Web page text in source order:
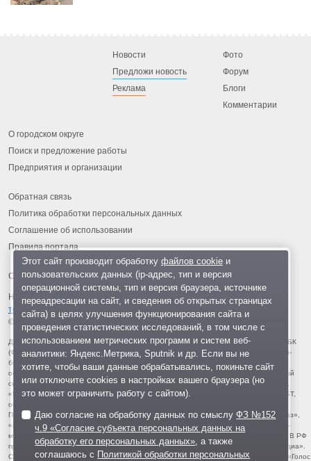
Новости
Предложи новость
Реклама
Фото
Форум
Блоги
Комментарии
О городском округе
Поиск и предложение работы
Предприятия и организации
Обратная связь
Политика обработки персональных данных
Соглашение об использовании
Правила портала
На информационном ресурсе применяются рекомендательные
технологии
© 2013-2026 «ОИНФО»,
сделано в Одинцово
Для читателей: В России признаны экстремистскими и запрещены организации ФБК
(Фонд борьбы с коррупцией, признан иноагентом), Штабы Навального, «Национал-
большевистская партия», «Свидетели Иеговы», «Армия воли народа», «Русский
общенациональный союз», «Движение против нелегальной иммиграции», «Правый
сектор», УНА-УНСО, УПА, «Тризуб им. Степана Бандеры», «Мизантропик дивижн»,
«Меджлис крымскотатарского народа», движение «Артподготовка», движение ЛГБТ,
общероссийская политическая партия «Воля», АУЕ, батальоны «Азов» и «Айдар».
Признаны террористическими и запрещены: «Движение Талибан», «Имарат Кавказ»,
«Исламское государство» (ИГ, ИГИЛ), Джебхад-ан-Нусра, «АУМ Синрике», «Братья-
мусульмане», «Аль-Каида в странах исламского Магриба», «Сеть», «Колумбайн». В РФ
признана нежелательной деятельность «Открытой России», издания «Проект Медиа».
СМИ-иноагентами признаны: телеканал «Дождь», «Медуза», «Важные истории», «Голос
Этот сайт производит обработку файлов cookieи
пользовательских данных (ip-адрес, тип и версия
операционной системы, тип и версия браузера, источнике
переадресации на сайт, и сведения об открытых страницах
сайта) в целях улучшения функционирования сайта и
проведения статистических исследований, в том числе с
использованием метрических программ и систем веб-
аналитики: Яндекс.Метрика, Sputnik и др. Если вы не
хотите, чтобы ваши данные обрабатывались, покиньте сайт
или отключите cookies в настройках вашего браузера (но
это может ограничить работу с сайтом).
Даю согласие на обработку данных по смыслуФЗ №152
ч.9 «Согласие субъекта персональных данных на
обработку его персональных данных» , а также
соглашаюсь с Политикой обработки персональных